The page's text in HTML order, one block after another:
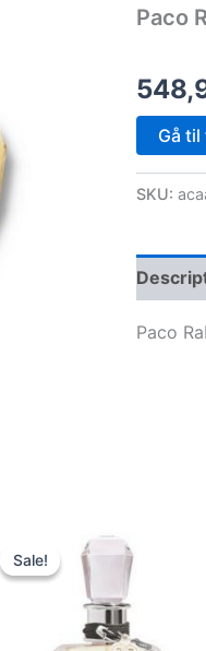
Paco
Gå
SKU:
Paco
Sale!
Sale!
Original
price
was:
540,00 kr..